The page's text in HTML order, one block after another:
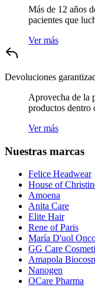
Más de 12 años
pacientes que
Ver más
Devoluciones
Aprovecha de la
productos dentro
Ver más
Nuestras marcas
Felice Headwear
House of
Amoena
Anita Care
Elite Hair
Rene of Paris
María D'uol
GG Care
Amapola
Nanogen
OCare Pharma